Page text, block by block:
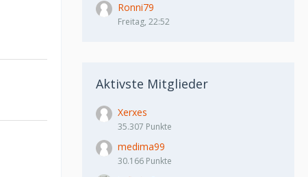
Ronni79
Freitag, 22:52
Aktivste Mitglieder
Xerxes
35.307 Punkte
medima99
30.166 Punkte